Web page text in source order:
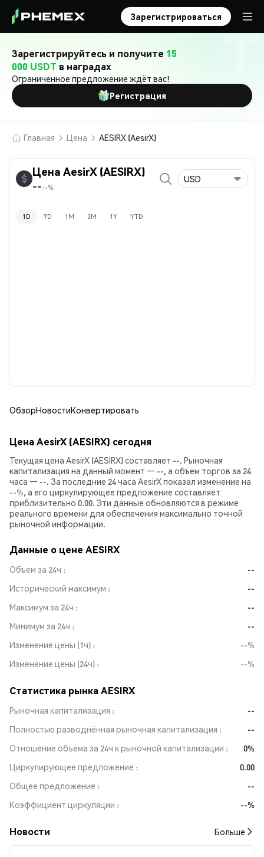
Зарегистрироваться
Зарегистрируйтесь и получите 15
000 USDT в наградах
Ограниченное предложение ждёт вас!
Регистрация
Главная Цена AESIRX (AesirX)
Цена AesirX (AESIRX)
----%
USD
1D 7D 1M 3M 1Y YTD
ОбзорНовостиКонвертировать
Цена AesirX (AESIRX) сегодня
Текущая цена AesirX (AESIRX) составляет --. Рыночная
капитализация на данный момент — --, а объем торгов за 24
часа — --. За последние 24 часа AesirX показал изменение на
--%, а его циркулирующее предложение составляет
приблизительно 0.00. Эти данные обновляются в режиме
реального времени для обеспечения максимально точной
рыночной информации.
Данные о цене AESIRX
Объем за 24ч
--
Исторический максимум
--
Максимум за 24ч
--
Минимум за 24ч
--
Изменение цены (1ч)
--%
Изменение цены (24ч)
--%
Статистика рынка AESIRX
Рыночная капитализация
--
Полностью разводнённая рыночная капитализация
--
Отношение объема за 24ч к рыночной капитализации
0%
Циркулирующее предложение
0.00
Общее предложение
--
Коэффициент циркуляции
--%
Новости Больше